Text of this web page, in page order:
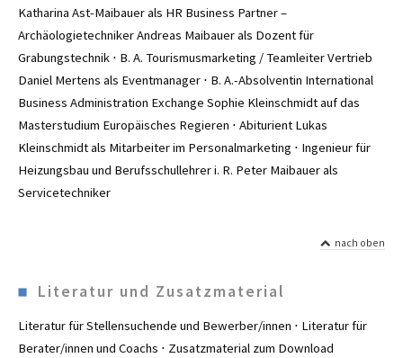
Katharina Ast-Maibauer als HR Business Partner –
Archäologietechniker Andreas Maibauer als Dozent für
Grabungstechnik ⋅ B. A. Tourismusmarketing / Teamleiter Vertrieb
Daniel Mertens als Eventmanager ⋅ B. A.-Absolventin International
Business Administration Exchange Sophie Kleinschmidt auf das
Masterstudium Europäisches Regieren ⋅ Abiturient Lukas
Kleinschmidt als Mitarbeiter im Personalmarketing ⋅ Ingenieur für
Heizungsbau und Berufsschullehrer i. R. Peter Maibauer als
Servicetechniker
nach oben
Literatur und Zusatzmaterial
Literatur für Stellensuchende und Bewerber/innen ⋅ Literatur für
Berater/innen und Coachs ⋅ Zusatzmaterial zum Download